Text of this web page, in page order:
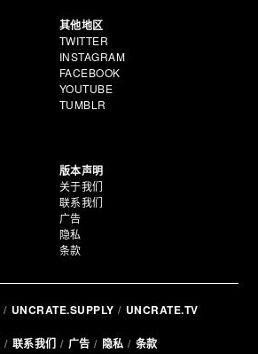
其他地区
TWITTER
INSTAGRAM
FACEBOOK
YOUTUBE
TUMBLR
版本声明
关于我们
联系我们
广告
隐私
条款
UNCRATE.SUPPLY UNCRATE.TV
联系我们 广告 隐私 条款